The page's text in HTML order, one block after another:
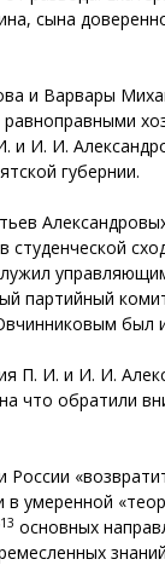
сына
и Варвары
и И. И.
губернии.
студенческой
партийный
был
П. И. и И. И.
что обратили
России
в умеренной
13 основных